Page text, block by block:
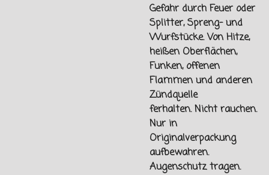
Gefahr durch Feuer oder
Splitter, Spreng- und
Wurfstücke. Von Hitze,
heißen Oberflächen,
Funken, offenen
Flammen und anderen
Zündquelle
ferhalten.Nicht rauchen.
Nur in
Originalverpackung
aufbewahren.
Augenschutz tragen.